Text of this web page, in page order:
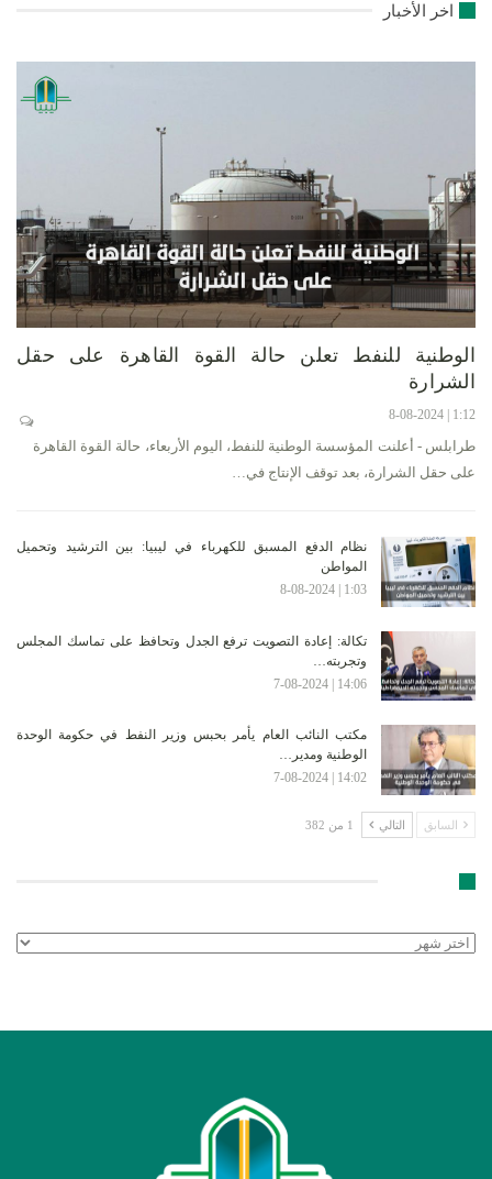
اخر الأخبار
الوطنية للنفط تعلن حالة القوة القاهرة على حقل
الشرارة
1:12 | 8-08-2024
طرابلس - أعلنت المؤسسة الوطنية للنفط، اليوم الأربعاء، حالة القوة القاهرة
على حقل الشرارة، بعد توقف الإنتاج في…
نظام الدفع المسبق للكهرباء في ليبيا: بين الترشيد وتحميل
المواطن
1:03 | 8-08-2024
تكالة: إعادة التصويت ترفع الجدل وتحافظ على تماسك المجلس
وتجربته…
14:06 | 7-08-2024
مكتب النائب العام يأمر بحبس وزير النفط في حكومة الوحدة
الوطنية ومدير…
14:02 | 7-08-2024
السابق التالي 1 من 382
الأرشيف